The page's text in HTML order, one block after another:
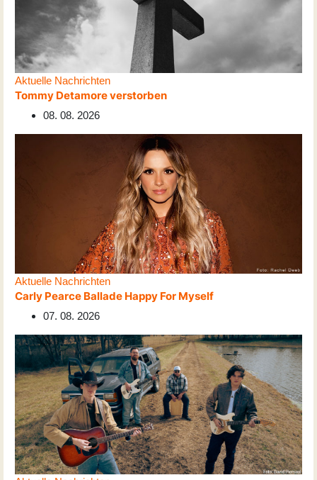
Aktuelle Nachrichten
Tommy Detamore verstorben
08. 08. 2026
Aktuelle Nachrichten
Carly Pearce Ballade Happy For Myself
07. 08. 2026